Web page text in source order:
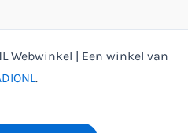
Webwinkel | Een winkel van
.